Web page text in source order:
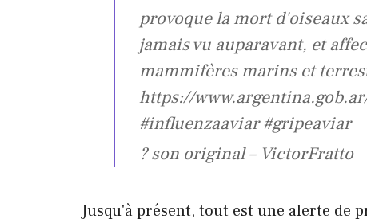
provoque la mort d'oiseaux
jamais vu auparavant, et
mammifères marins et
https://
#influenzaaviar #gripeaviar
? son original – VictorFratto
Jusqu'à présent, tout est une alerte de